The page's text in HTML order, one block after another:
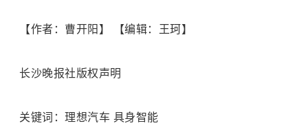
【作者：曹开阳】 【编辑：王珂】
长沙晚报社版权声明
关键词：理想汽车 具身智能